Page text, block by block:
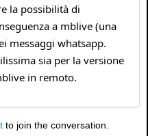
la possibilità di
a mblive (una
messaggi whatsapp.
sia per la versione
in remoto.
to join the conversation.